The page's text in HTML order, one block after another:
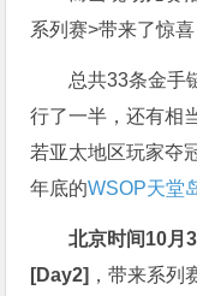
系列赛>带来了惊喜
总共33条金手
行了一半，还有相
若亚太地区玩家夺
年底的WSOP天堂
北京时间10月
[Day2] ，带来系列